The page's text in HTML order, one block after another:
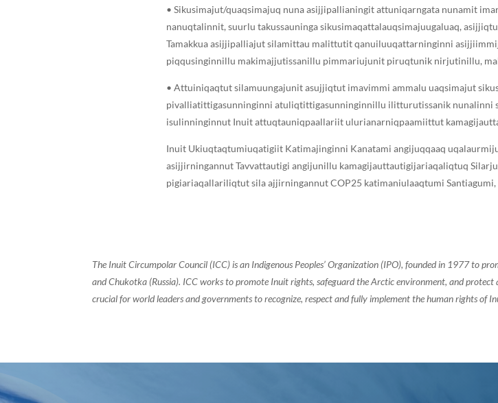
• Sikusimajut/quaqsimajuq nuna asijjipallianingit attuniqarngata nunamit
nanuqtalinnit, suurlu takussauninga sikusimaqattalauqsimajuugaluaq,
Tamakkua asijjipalliajut silamittau malittutit qanuiluuqattarninginni
piqqusinginnillu makimajjutissanillu pimmariujunit piruqtunik nirjutinillu,
• Attuiniqaqtut silamuungajunit asujjiqtut imavimmi ammalu uaqsimajut
pivalliatittigasunninginni atuliqtittigasunninginnillu ilitturutissanik nunalinni
isulinninginnut Inuit attuqtauniqpaallariit ulurianarniqpaamiittut
Inuit Ukiuqtaqtumiuqatigiit Katimajinginni Kanatami angijuqqaaq
asijjirningannut Tavvattautigi angijunillu kamagijauttautigijariaqaliqtuq
pigiariaqallariliqtut sila ajjirningannut COP25 katimaniulaaqtumi
The Inuit Circumpolar Council (ICC) is an Indigenous Peoples’ Organization (IPO), founded in 1977 to
and Chukotka (Russia). ICC works to promote Inuit rights, safeguard the Arctic environment, and
crucial for world leaders and governments to recognize, respect and fully implement the human rights of